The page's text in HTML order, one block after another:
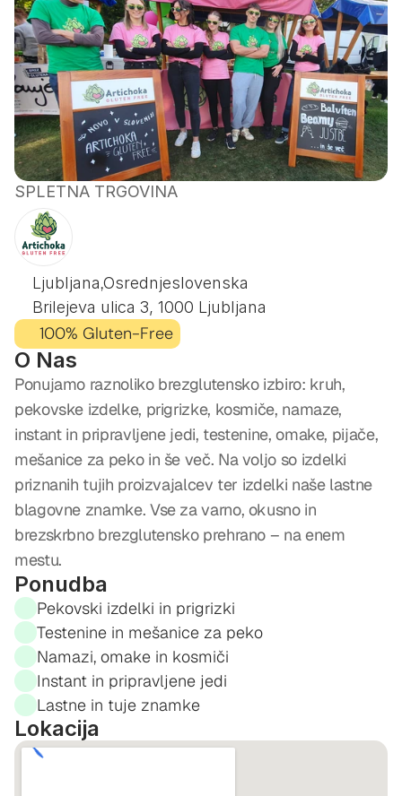
SPLETNA TRGOVINA
Ljubljana,Osrednjeslovenska
Brilejeva ulica 3, 1000 Ljubljana
100% Gluten-Free
O Nas
Ponujamo raznoliko brezglutensko izbiro: kruh,
pekovske izdelke, prigrizke, kosmiče, namaze,
instant in pripravljene jedi, testenine, omake, pijače,
mešanice za peko in še več. Na voljo so izdelki
priznanih tujih proizvajalcev ter izdelki naše lastne
blagovne znamke. Vse za varno, okusno in
brezskrbno brezglutensko prehrano – na enem
mestu.
Ponudba
Pekovski izdelki in prigrizki
Testenine in mešanice za peko
Namazi, omake in kosmiči
Instant in pripravljene jedi
Lastne in tuje znamke
Lokacija